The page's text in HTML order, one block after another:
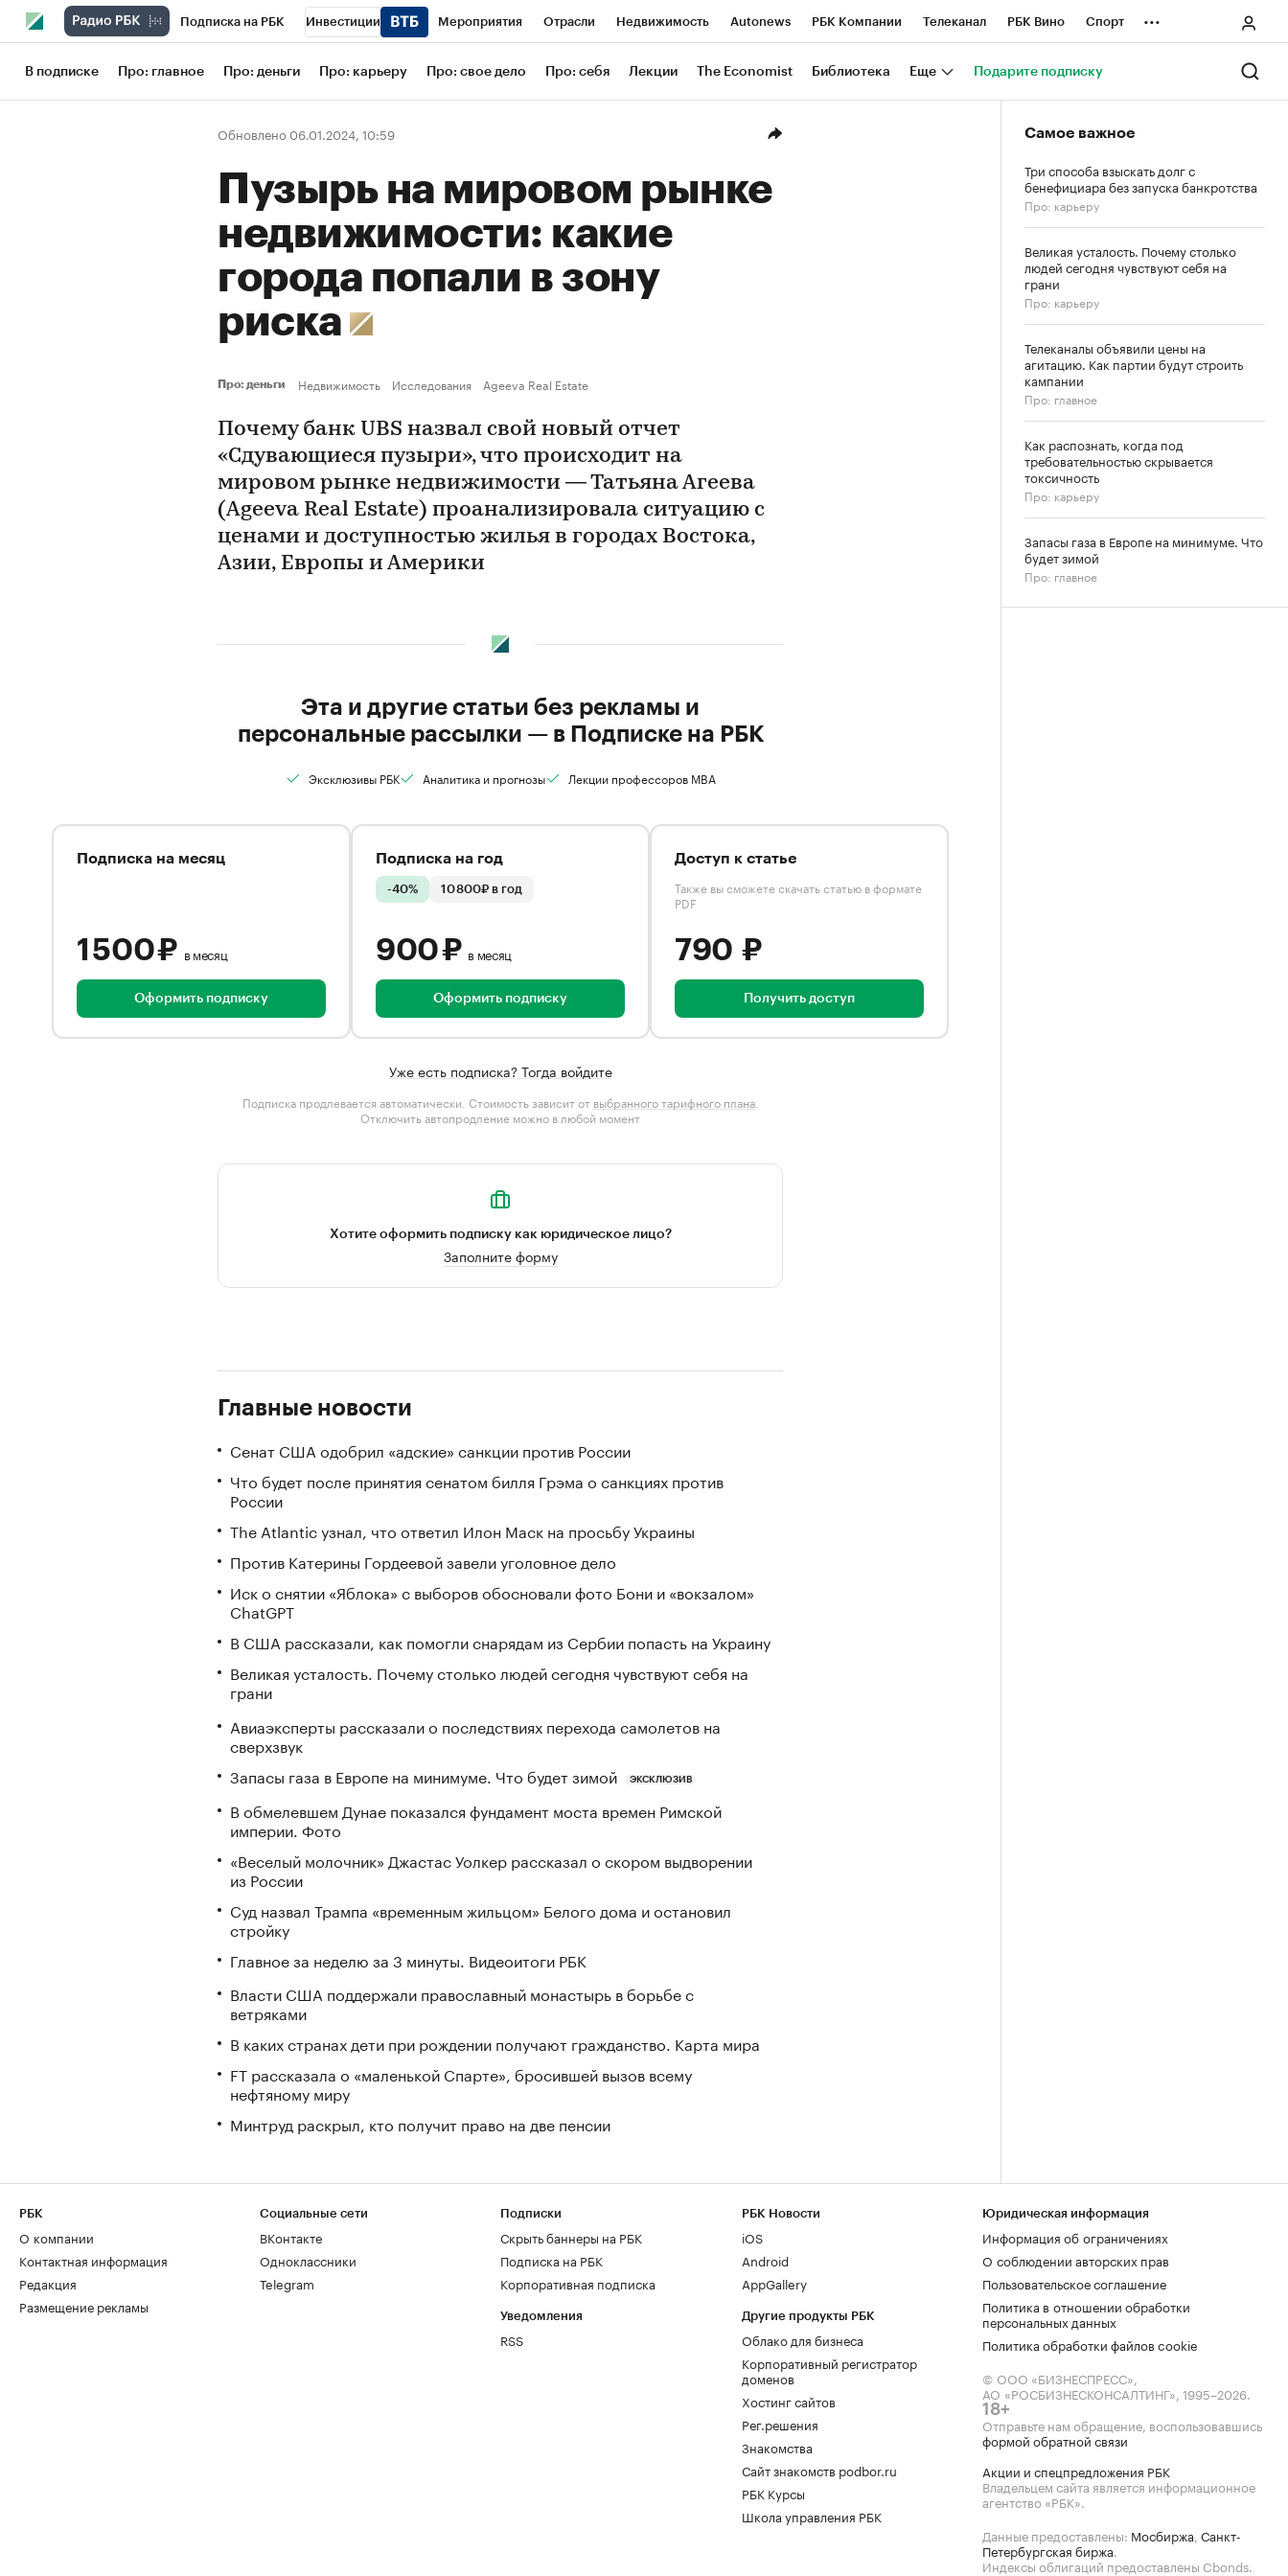
Подписка на РБК Инвестиции Мероприятия Отрасли Недвижимость Autonews РБК Компании Телеканал РБК Вино Спорт
Школа управления РБК РБК Образование РБК Life Тренды Визионеры Национальные проекты Город
Рынок наличной валюты
...
В подписке Про: главное Про: деньги Про: карьеру Про: свое дело Про: себя Лекции The Economist Библиотека Еще Подарите подписку
Обновлено 06.01.2024, 10:59
Пузырь на мировом рынке
недвижимости: какие
города попали в зону
риска
Про: деньги Недвижимость Исследования Ageeva Real Estate
Почему банк UBS назвал свой новый отчет
«Сдувающиеся пузыри», что происходит на
мировом рынке недвижимости — Татьяна Агеева
(Ageeva Real Estate) проанализировала ситуацию с
ценами и доступностью жилья в городах Востока,
Азии, Европы и Америки
Эта и другие статьи без рекламы и
персональные рассылки — в Подписке на РБК
Эксклюзивы РБК Аналитика и прогнозы Лекции профессоров MBA
Подписка на месяц
1 500 ₽ в месяц
Оформить подписку
Подписка на год
-40% 10 800₽ в год
900 ₽ в месяц
Оформить подписку
Доступ к статье
Также вы сможете скачать статью в формате
PDF
790 ₽
Получить доступ
Уже есть подписка? Тогда войдите
Подписка продлевается автоматически. Стоимость зависит от выбранного тарифного плана.
Отключить автопродление можно в любой момент
Хотите оформить подписку как юридическое лицо?
Заполните форму
Главные новости
Сенат США одобрил «адские» санкции против России
Что будет после принятия сенатом билля Грэма о санкциях против
России
The Atlantic узнал, что ответил Илон Маск на просьбу Украины
Против Катерины Гордеевой завели уголовное дело
Иск о снятии «Яблока» с выборов обосновали фото Бони и «вокзалом»
ChatGPT
В США рассказали, как помогли снарядам из Сербии попасть на Украину
Великая усталость. Почему столько людей сегодня чувствуют себя на
грани
Авиаэксперты рассказали о последствиях перехода самолетов на
сверхзвук
Запасы газа в Европе на минимуме. Что будет зимой
ЭКСКЛЮЗИВ
В обмелевшем Дунае показался фундамент моста времен Римской
империи. Фото
«Веселый молочник» Джастас Уолкер рассказал о скором выдворении
из России
Суд назвал Трампа «временным жильцом» Белого дома и остановил
стройку
Главное за неделю за 3 минуты. Видеоитоги РБК
Власти США поддержали православный монастырь в борьбе с
ветряками
В каких странах дети при рождении получают гражданство. Карта мира
FT рассказала о «маленькой Спарте», бросившей вызов всему
нефтяному миру
Минтруд раскрыл, кто получит право на две пенсии
Самое важное
Три способа взыскать долг с
бенефициара без запуска банкротства
Про: карьеру
Великая усталость. Почему столько
людей сегодня чувствуют себя на
грани
Про: карьеру
Телеканалы объявили цены на
агитацию. Как партии будут строить
кампании
Про: главное
Как распознать, когда под
требовательностью скрывается
токсичность
Про: карьеру
Запасы газа в Европе на минимуме. Что
будет зимой
Про: главное
РБК
О компании
Контактная информация
Редакция
Размещение рекламы
Социальные сети
ВКонтакте
Одноклассники
Telegram
Подписки
Скрыть баннеры на РБК
Подписка на РБК
Корпоративная подписка
Уведомления
RSS
РБК Новости
iOS
Android
AppGallery
Другие продукты РБК
Облако для бизнеса
Корпоративный регистратор
доменов
Хостинг сайтов
Рег.решения
Знакомства
Сайт знакомств podbor.ru
РБК Курсы
Школа управления РБК
Юридическая информация
Информация об ограничениях
О соблюдении авторских прав
Пользовательское соглашение
Политика в отношении обработки
персональных данных
Политика обработки файлов cookie
© ООО «БИЗНЕСПРЕСС»,
АО «РОСБИЗНЕСКОНСАЛТИНГ», 1995–2026.
18+
Отправьте нам обращение, воспользовавшись
формой обратной связи
Акции и спецпредложения РБК
Владельцем сайта является информационное
агентство «РБК».
Данные предоставлены: Мосбиржа, Санкт-
Петербургская биржа.
Индексы облигаций предоставлены Cbonds.